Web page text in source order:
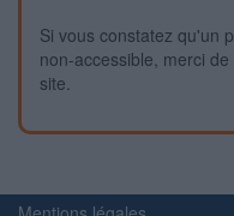
Si vous constatez qu'un
non-accessible, merci
site.